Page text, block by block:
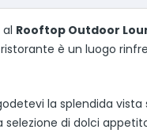
Rooftop Outdoor
è un luogo
la splendida
selezione di dolci